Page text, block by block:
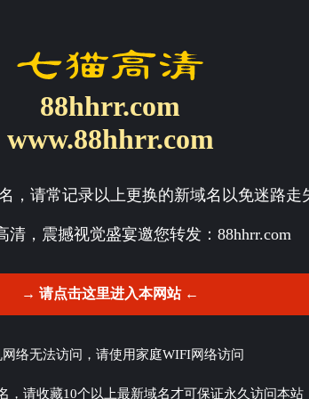
88hhrr.com
www.88hhrr.com
，请常记录以上更换的新域名以免迷路走
清，震撼视觉盛宴邀您转发： 88hhrr.com
→ 请点击这里进入本网站 ←
络无法访问，请使用家庭WIFI网络访问
，请收藏10个以上最新域名才可保证永久访问本站